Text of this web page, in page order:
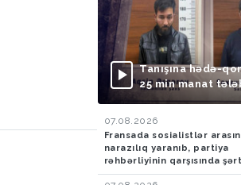
Tanışına hədə-
25 min manat
nəfər saxlanılıb
07.08.2026
Fransada sosialistlər
narazılıq yaranıb, partiya
rəhbərliyinin qarşısında şərt
qoyulub